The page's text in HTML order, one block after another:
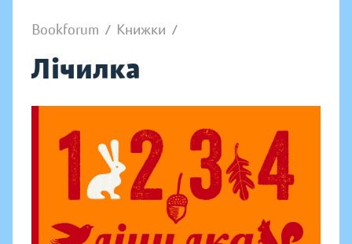
Bookforum / Книжки /
Лічилка